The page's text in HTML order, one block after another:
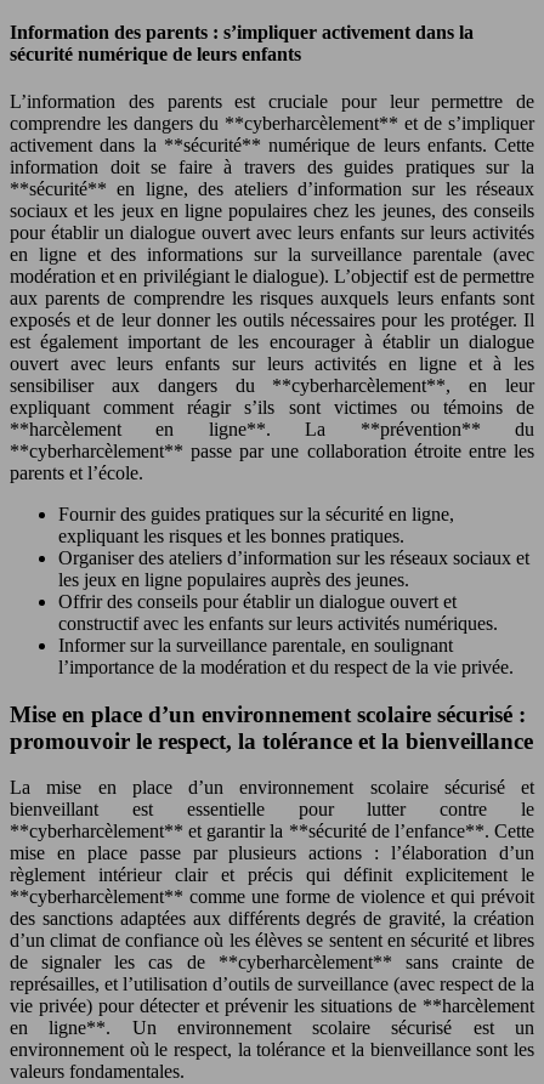
Information des parents : s’impliquer activement dans la
sécurité numérique de leurs enfants
L’information des parents est cruciale pour leur permettre de
comprendre les dangers du **cyberharcèlement** et de s’impliquer
activement dans la **sécurité** numérique de leurs enfants. Cette
information doit se faire à travers des guides pratiques sur la
**sécurité** en ligne, des ateliers d’information sur les réseaux
sociaux et les jeux en ligne populaires chez les jeunes, des conseils
pour établir un dialogue ouvert avec leurs enfants sur leurs activités
en ligne et des informations sur la surveillance parentale (avec
modération et en privilégiant le dialogue). L’objectif est de permettre
aux parents de comprendre les risques auxquels leurs enfants sont
exposés et de leur donner les outils nécessaires pour les protéger. Il
est également important de les encourager à établir un dialogue
ouvert avec leurs enfants sur leurs activités en ligne et à les
sensibiliser aux dangers du **cyberharcèlement**, en leur
expliquant comment réagir s’ils sont victimes ou témoins de
**harcèlement en ligne**. La **prévention** du
**cyberharcèlement** passe par une collaboration étroite entre les
parents et l’école.
Fournir des guides pratiques sur la sécurité en ligne,
expliquant les risques et les bonnes pratiques.
Organiser des ateliers d’information sur les réseaux sociaux et
les jeux en ligne populaires auprès des jeunes.
Offrir des conseils pour établir un dialogue ouvert et
constructif avec les enfants sur leurs activités numériques.
Informer sur la surveillance parentale, en soulignant
l’importance de la modération et du respect de la vie privée.
Mise en place d’un environnement scolaire sécurisé :
promouvoir le respect, la tolérance et la bienveillance
La mise en place d’un environnement scolaire sécurisé et
bienveillant est essentielle pour lutter contre le
**cyberharcèlement** et garantir la **sécurité de l’enfance**. Cette
mise en place passe par plusieurs actions : l’élaboration d’un
règlement intérieur clair et précis qui définit explicitement le
**cyberharcèlement** comme une forme de violence et qui prévoit
des sanctions adaptées aux différents degrés de gravité, la création
d’un climat de confiance où les élèves se sentent en sécurité et libres
de signaler les cas de **cyberharcèlement** sans crainte de
représailles, et l’utilisation d’outils de surveillance (avec respect de la
vie privée) pour détecter et prévenir les situations de **harcèlement
en ligne**. Un environnement scolaire sécurisé est un
environnement où le respect, la tolérance et la bienveillance sont les
valeurs fondamentales.